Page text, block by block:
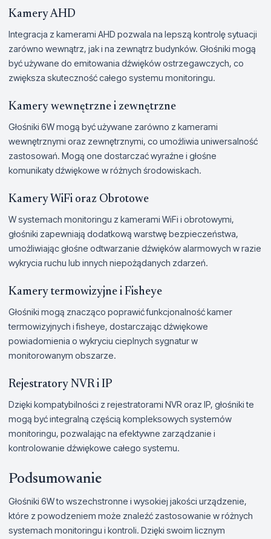
Kamery AHD
Integracja z kamerami AHD pozwala na lepszą kontrolę sytuacji
zarówno wewnątrz, jak i na zewnątrz budynków. Głośniki mogą
być używane do emitowania dźwięków ostrzegawczych, co
zwiększa skuteczność całego systemu monitoringu.
Kamery wewnętrzne i zewnętrzne
Głośniki 6W mogą być używane zarówno z kamerami
wewnętrznymi oraz zewnętrznymi, co umożliwia uniwersalność
zastosowań. Mogą one dostarczać wyraźne i głośne
komunikaty dźwiękowe w różnych środowiskach.
Kamery WiFi oraz Obrotowe
W systemach monitoringu z kamerami WiFi i obrotowymi,
głośniki zapewniają dodatkową warstwę bezpieczeństwa,
umożliwiając głośne odtwarzanie dźwięków alarmowych w razie
wykrycia ruchu lub innych niepożądanych zdarzeń.
Kamery termowizyjne i Fisheye
Głośniki mogą znacząco poprawić funkcjonalność kamer
termowizyjnych i fisheye, dostarczając dźwiękowe
powiadomienia o wykryciu cieplnych sygnatur w
monitorowanym obszarze.
Rejestratory NVR i IP
Dzięki kompatybilności z rejestratorami NVR oraz IP, głośniki te
mogą być integralną częścią kompleksowych systemów
monitoringu, pozwalając na efektywne zarządzanie i
kontrolowanie dźwiękowe całego systemu.
Podsumowanie
Głośniki 6W to wszechstronne i wysokiej jakości urządzenie,
które z powodzeniem może znaleźć zastosowanie w różnych
systemach monitoringu i kontroli. Dzięki swoim licznym